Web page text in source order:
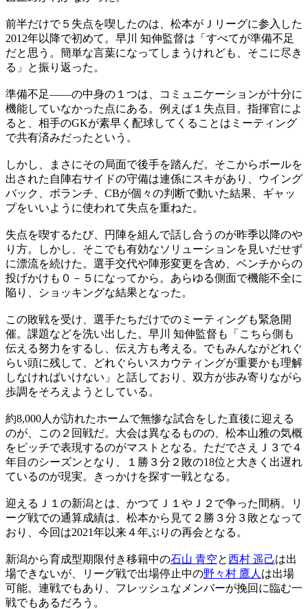
前半だけで５失点を喫したのは、松本がＪリーグに参入した
2012年以降で初めて。早川 知伸監督は「すべてが準備不足
だと思う。簡単な言葉になってしまうけれども、そこに尽き
る」と振り返った。
準備不足――の中身の１つは、コミュニケーションが十分に
機能していなかった点にある。例えば１失点目。指揮官によ
ると、相手のGKが素早く配球してくることはミーティング
で共有済みだったという。
しかし、まさにその局面で後手を踏んだ。そこからボールを
出された自陣右サイドの守備は連係にスキがあり、ウイング
バック、ボランチ、CBが個々の判断で動いた結果、ギャッ
プをいいように使われて失点を重ねた。
失点を喫するたび、円陣を組んで話し合うのが昨季以降のや
り方。しかし、そこでも有効なソリューションを見いだせず
に漂流を続けた。選手交代や陣形変更を含め、ベンチからの
投げかけも０－５になってから。あらゆる側面で機能不全に
陥り、ショッキングな結果となった。
この敗戦を受け、選手たちだけでのミーティングも緊急開
催。課題などを洗い出した。早川 知伸監督も「こちら側も
伝える努力をするし、伝え方も考える。でもみんながどれぐ
らい頭に残して、どれぐらいスカウティングが重要かも理解
しなければいけない」と話しており、双方が歩み寄りながら
歩調をそろえようとしている。
約8,000人が訪れたホームで無惨な試合をした直後に迎える
のが、この２回戦だ。大会は異なるものの、松本山雅の気概
をピッチで表現するのがマストとなる。ただでさえＪ３で４
年目のシーズンとなり、１勝３分２敗の18位と大きく出遅れ
ているのが現実。きっかけを探す一戦となる。
迎えるＪ１の新潟とは、かつてＪ１やＪ２で争った間柄。リ
ーグ戦での通算成績は、松本から見て２勝３分３敗となって
おり、今回は2021年以来４年ぶりの再会となる。
新潟から育成型期限付き移籍中の石山 青空と西村 遥己は出
場できないが、リーグ戦で出場停止中の野々村 鷹人 は出場
可能。連戦でもあり、フレッシュなメンバーが挽回に臨む一
戦でもあるだろう。